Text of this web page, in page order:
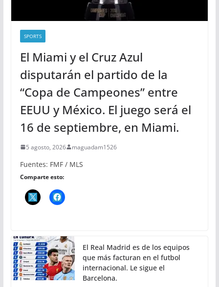
SPORTS
El Miami y el Cruz Azul
disputarán el partido de la
“Copa de Campeones” entre
EEUU y México. El juego será el
16 de septiembre, en Miami.
5 agosto, 2026 maguadam1526
Fuentes: FMF / MLS
Comparte esto:
El Real Madrid es de los equipos
que más facturan en el futbol
internacional. Le sigue el
Barcelona.